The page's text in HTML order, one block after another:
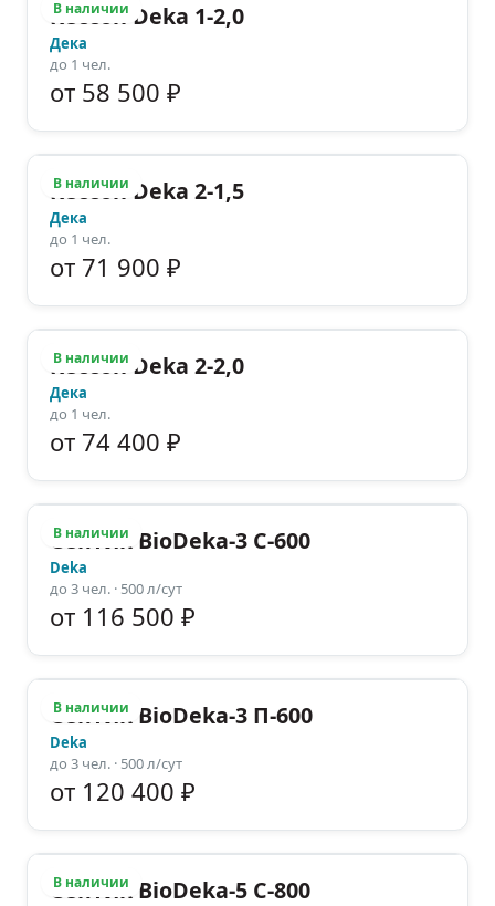
В наличии
Кессон Deka 1-2,0
Дека
до 1 чел.
от 58 500 ₽
В наличии
Кессон Deka 2-1,5
Дека
до 1 чел.
от 71 900 ₽
В наличии
Кессон Deka 2-2,0
Дека
до 1 чел.
от 74 400 ₽
В наличии
Септик BioDeka-3 C-600
Deka
до 3 чел. · 500 л/сут
от 116 500 ₽
В наличии
Септик BioDeka-3 П-600
Deka
до 3 чел. · 500 л/сут
от 120 400 ₽
В наличии
Септик BioDeka-5 C-800